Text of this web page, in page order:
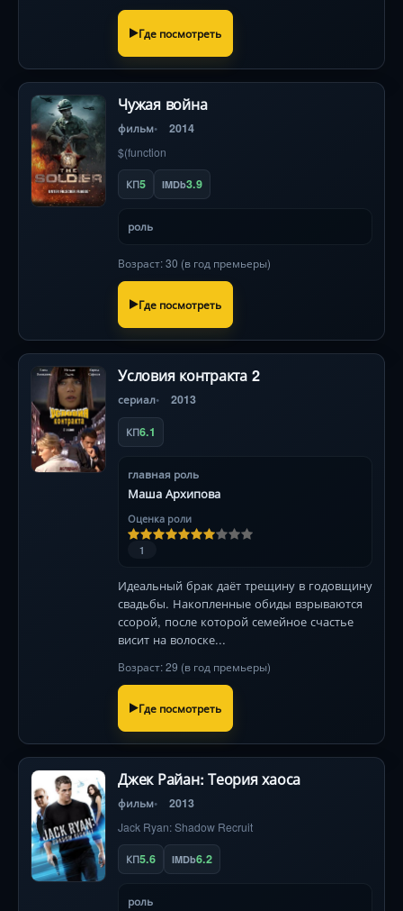
Где посмотреть
Чужая война
фильм 2014
$(function
КП5 IMDb3.9
роль
Возраст: 30 (в год премьеры)
Где посмотреть
Условия контракта 2
сериал 2013
КП6.1
главная роль
Маша Архипова
Оценка роли
1
Идеальный брак даёт трещину в годовщину
свадьбы. Накопленные обиды взрываются
ссорой, после которой семейное счастье
висит на волоске...
Возраст: 29 (в год премьеры)
Где посмотреть
Джек Райан: Теория хаоса
фильм 2013
Jack Ryan: Shadow Recruit
КП5.6 IMDb6.2
роль